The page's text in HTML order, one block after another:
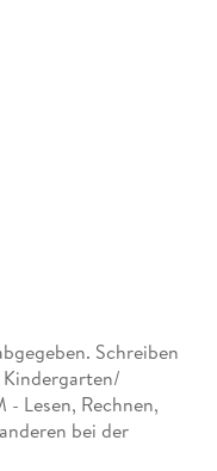
Schreiben
Kindergarten/
- Lesen, Rechnen,
bei der